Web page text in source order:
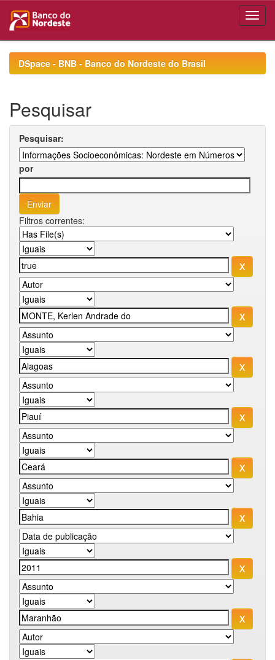
navigationDSpace - BNB - Banco do Nordeste do Brasil
Pesquisar
Pesquisar:
por
Filtros correntes: